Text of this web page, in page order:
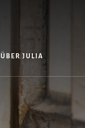
ÜBER JULIA